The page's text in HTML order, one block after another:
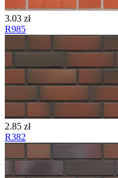
3.03 zł
R985
2.85 zł
R382